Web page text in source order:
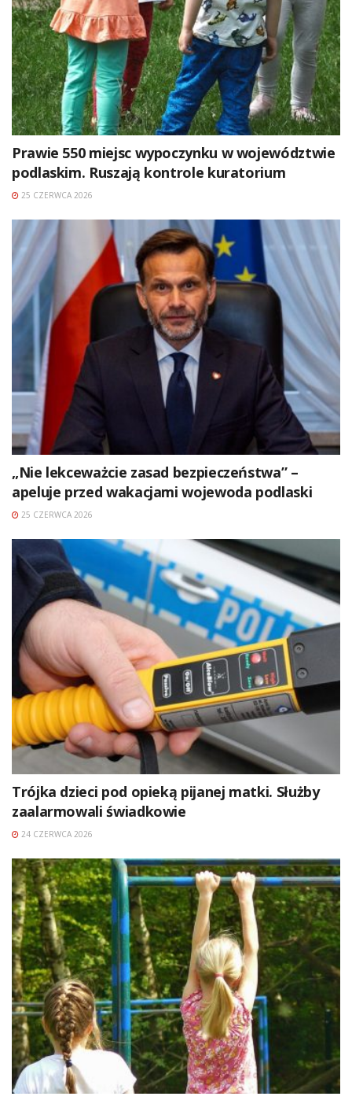
Prawie 550 miejsc wypoczynku w województwie
podlaskim. Ruszają kontrole kuratorium
25 CZERWCA 2026
„Nie lekceważcie zasad bezpieczeństwa” –
apeluje przed wakacjami wojewoda podlaski
25 CZERWCA 2026
Trójka dzieci pod opieką pijanej matki. Służby
zaalarmowali świadkowie
24 CZERWCA 2026